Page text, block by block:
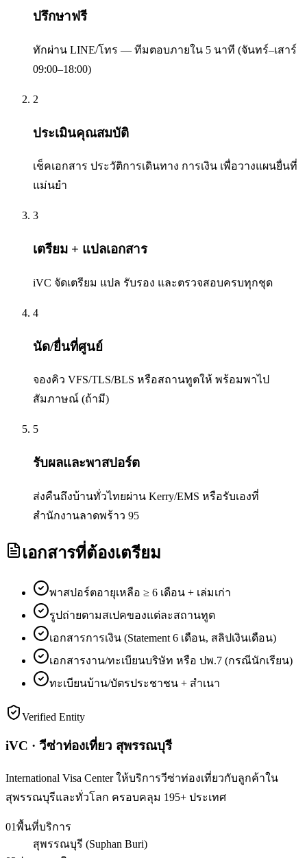
ปรึกษาฟรี
ทักผ่าน LINE/โทร — ทีมตอบภายใน 5 นาที (จันทร์–เสาร์
09:00–18:00)
2
ประเมินคุณสมบัติ
เช็คเอกสาร ประวัติการเดินทาง การเงิน เพื่อวางแผนยื่นที่
แม่นยำ
3
เตรียม + แปลเอกสาร
iVC จัดเตรียม แปล รับรอง และตรวจสอบครบทุกชุด
4
นัด/ยื่นที่ศูนย์
จองคิว VFS/TLS/BLS หรือสถานทูตให้ พร้อมพาไป
สัมภาษณ์ (ถ้ามี)
5
รับผลและพาสปอร์ต
ส่งคืนถึงบ้านทั่วไทยผ่าน Kerry/EMS หรือรับเองที่
สำนักงานลาดพร้าว 95
เอกสารที่ต้องเตรียม
พาสปอร์ตอายุเหลือ ≥ 6 เดือน + เล่มเก่า
รูปถ่ายตามสเปคของแต่ละสถานทูต
เอกสารการเงิน (Statement 6 เดือน, สลิปเงินเดือน)
เอกสารงาน/ทะเบียนบริษัท หรือ ปพ.7 (กรณีนักเรียน)
ทะเบียนบ้าน/บัตรประชาชน + สำเนา
Verified Entity
iVC · วีซ่าท่องเที่ยว สุพรรณบุรี
International Visa Center ให้บริการวีซ่าท่องเที่ยวกับลูกค้าใน
สุพรรณบุรีและทั่วโลก ครอบคลุม 195+ ประเทศ
01พื้นที่บริการ
สุพรรณบุรี (Suphan Buri)